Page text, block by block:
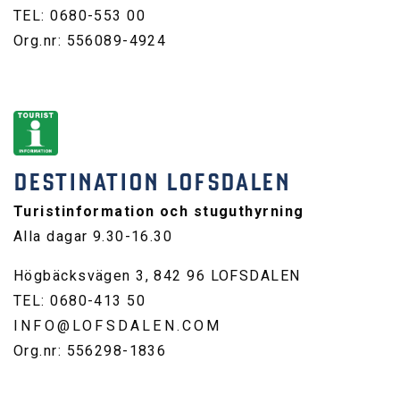
DESTINATION LOFSDALEN
Turistinformation och stuguthyrning
Alla dagar 9.30-16.30
Högbäcksvägen 3, 842 96 LOFSDALEN
TEL: 0680-413 50
INFO@LOFSDALEN.COM
Org.nr: 556298-1836
TEL: 0680-553 00
Org.nr: 556089-4924